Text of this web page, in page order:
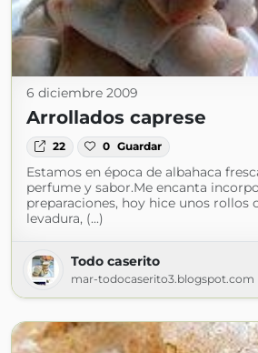
6 diciembre 2009
Arrollados caprese
22 0 Guardar
Estamos en época de albahaca
perfume y sabor.Me encanta
preparaciones, hoy hice unos rollos
levadura, (...)
Todo caserito
mar-todocaserito3.blogspot.com